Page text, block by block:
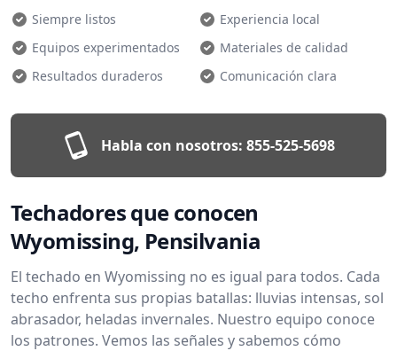
Siempre listos
Experiencia local
Equipos experimentados
Materiales de calidad
Resultados duraderos
Comunicación clara
Habla con nosotros: 855-525-5698
Techadores que conocen
Wyomissing, Pensilvania
El techado en Wyomissing no es igual para todos. Cada
techo enfrenta sus propias batallas: lluvias intensas, sol
abrasador, heladas invernales. Nuestro equipo conoce
los patrones. Vemos las señales y sabemos cómo